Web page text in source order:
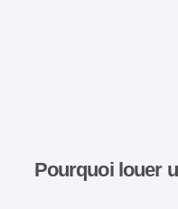
Pourquoi louer